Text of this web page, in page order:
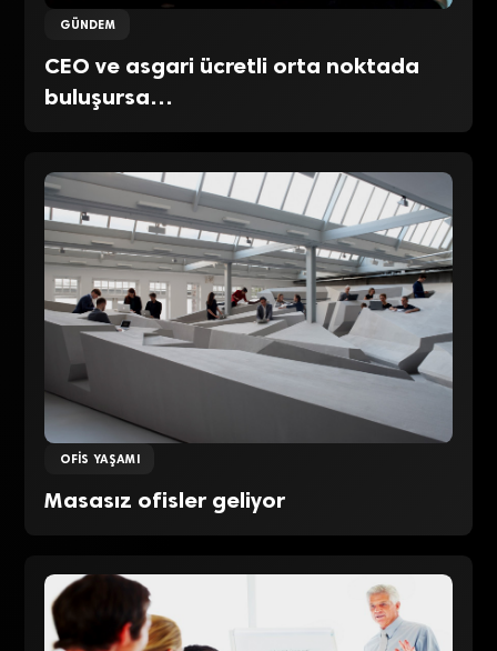
GÜNDEM
CEO ve asgari ücretli orta noktada
buluşursa…
OFIS YAŞAMI
Masasız ofisler geliyor